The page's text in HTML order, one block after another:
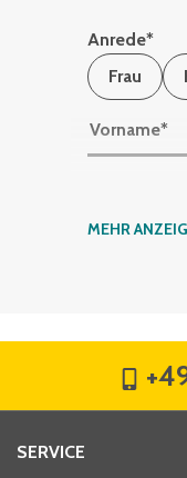
Anrede*
Frau
Vorname*
Nachname*
MEHR
SERVICE